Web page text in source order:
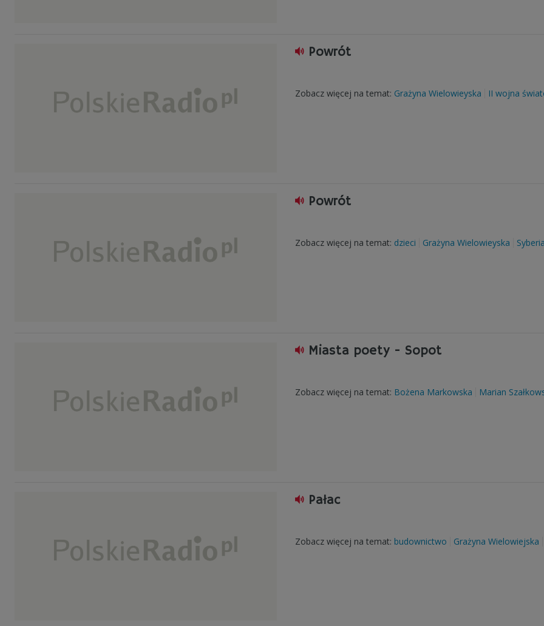
Powrót
Zobacz więcej na temat: Grażyna Wielowieyska II wojna
Powrót
Zobacz więcej na temat: dzieci Grażyna Wielowieyska
Miasta poety - Sopot
Zobacz więcej na temat: Bożena Markowska Marian
Pałac
Zobacz więcej na temat: budownictwo Grażyna Wielowiejska